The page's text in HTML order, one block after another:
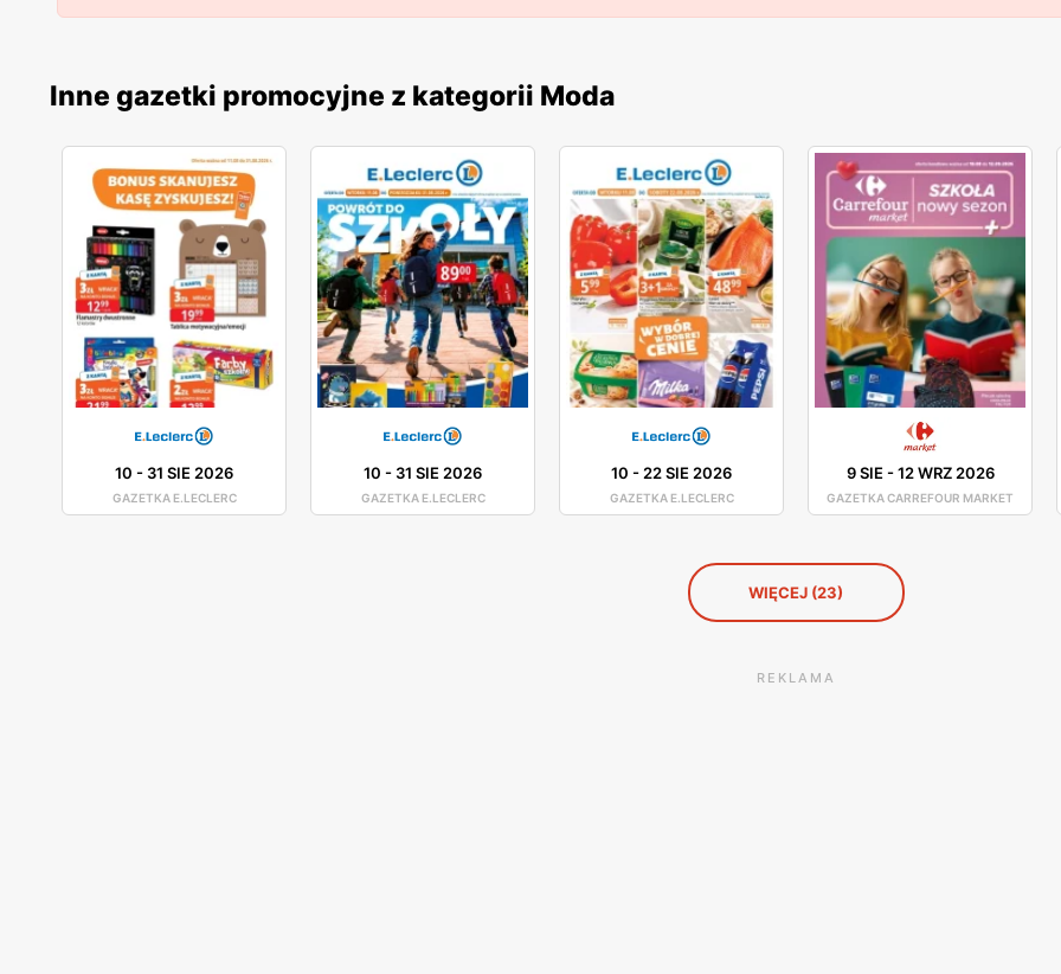
Inne gazetki promocyjne z kategorii Moda
10 - 31 SIE 2026
GAZETKA E.LECLERC
10 - 31 SIE 2026
GAZETKA E.LECLERC
10 - 22 SIE 2026
GAZETKA E.LECLERC
9 SIE -12 WRZ 2026
GAZETKA CARREFOUR MARKET
WIĘCEJ (23)
REKLAMA